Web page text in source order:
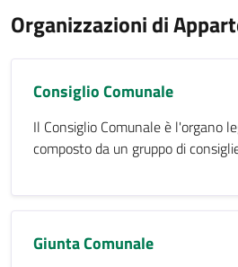
Organizzazioni di
Consiglio Comunale
Il Consiglio Comunale è l'organo
composto da un gruppo di
Giunta Comunale